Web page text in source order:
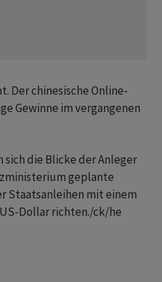
Der chinesische Online-
Gewinne im vergangenen
die Blicke der Anleger
geplante
Staatsanleihen mit einem
Dollar richten./ck/he